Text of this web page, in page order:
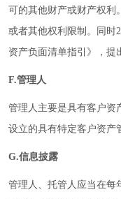
可的其他财产或财产权利
或者其他权利限制。同时
资产负面清单指引》，提
F.管理人
管理人主要是具有客户资
设立的具有特定客户资产
G.信息披露
管理人、托管人应当在每